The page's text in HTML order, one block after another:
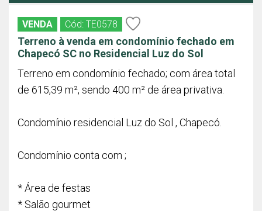
VENDA Cód: TE0578
Terreno à venda em condomínio fechado em
Chapecó SC no Residencial Luz do Sol
Terreno em condomínio fechado; com área total
de 615,39 m², sendo 400 m² de área privativa.
Condomínio residencial Luz do Sol , Chapecó.
Condomínio conta com ;
* Área de festas
* Salão gourmet